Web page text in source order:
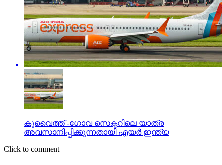
കുവൈത്ത് -ഗോവ സെക്ടറിലെ യാത്ര
അവസാനിപ്പിക്കുന്നതായി എയര്‍ ഇന്ത്യ
Click to comment